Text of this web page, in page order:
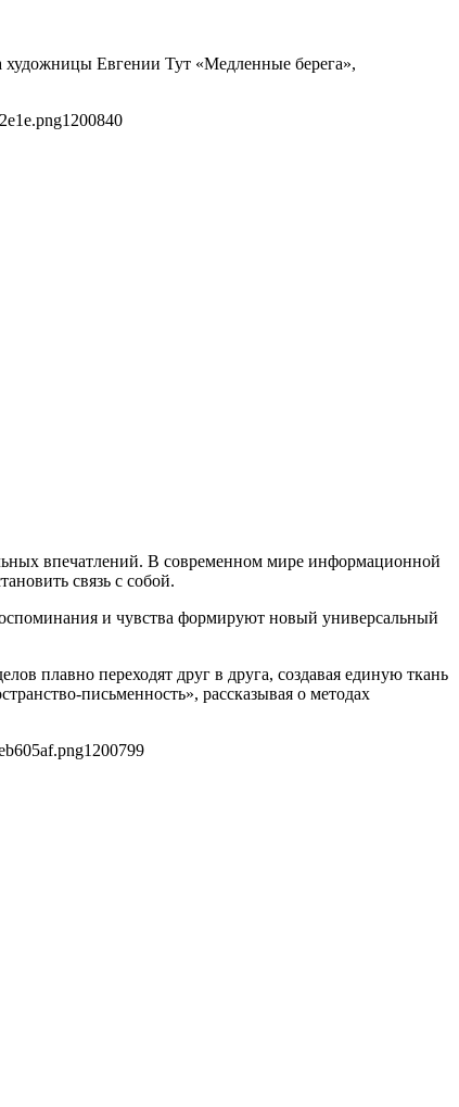
художницы Евгении Тут «Медленные берега»,
1200840
впечатлений. В современном мире информационной
связь с собой.
и чувства формируют новый универсальный
плавно переходят друг в друга, создавая единую ткань
письменность», рассказывая о методах
1200799